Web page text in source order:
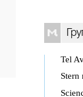
Tel
Stern